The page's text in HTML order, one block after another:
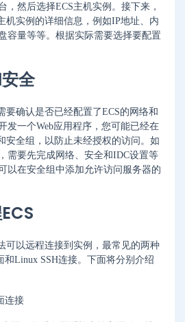
，然后选择ECS主机实例。接下来，
机实例的详细信息，例如IP地址、内
容量等等。根据实际需要选择要配置
全
要确认是否已经配置了ECS的网络和
发一个Web应用程序，您可能已经在
安全组，以防止未经授权的访问。如
需要先完成网络、安全和IDC设置等
以在安全组中添加允许访问服务器的
可以远程连接到实例，最常见的两种
和Linux SSH连接。下面将分别介绍
连接